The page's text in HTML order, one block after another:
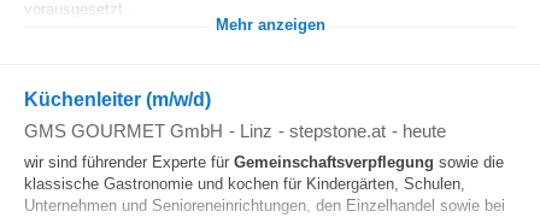
vorausgesetzt...
Mehr anzeigen
Küchenleiter (m/w/d)
GMS GOURMET GmbH - Linz - stepstone.at - heute
wir sind führender Experte für Gemeinschaftsverpflegung sowie die
klassische Gastronomie und kochen für Kindergärten, Schulen,
Unternehmen und Senioreneinrichtungen, den Einzelhandel sowie bei